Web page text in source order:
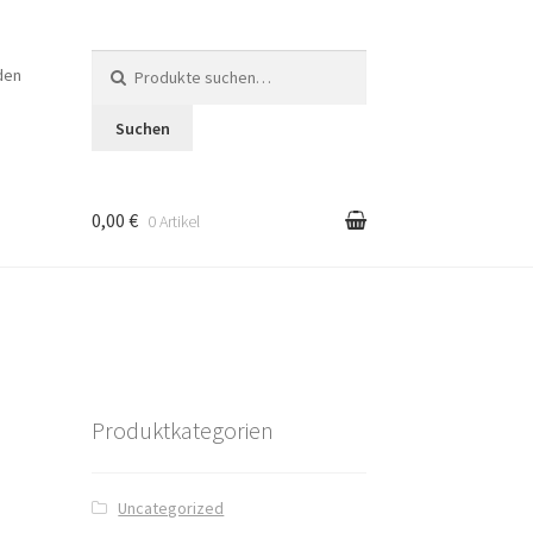
nach:
Suchen
0,00 € 0 Artikel
Produktkategorien
Uncategorized